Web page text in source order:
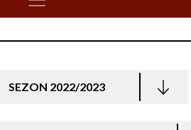
SEZON 2022/2023